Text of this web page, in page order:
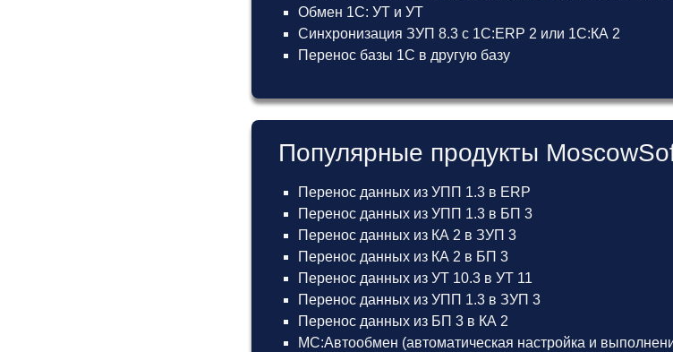
Обмен 1С: УТ и УТ
Синхронизация ЗУП 8.3 с 1С:ERP 2 или 1С:КА 2
Перенос базы 1С в другую базу
Популярные продукты
Перенос данных из УПП 1.3 в ERP
Перенос данных из УПП 1.3 в БП 3
Перенос данных из КА 2 в ЗУП 3
Перенос данных из КА 2 в БП 3
Перенос данных из УТ 10.3 в УТ 11
Перенос данных из УПП 1.3 в ЗУП 3
Перенос данных из БП 3 в КА 2
МС:Автообмен (автоматическая настройка и